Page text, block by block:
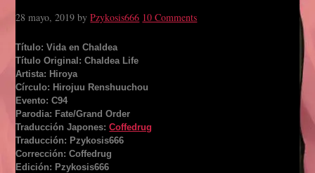
28 mayo, 2019 byPzykosis666 10 Comments
Título: Vida en Chaldea
Título Original: Chaldea Life
Artista: Hiroya
Círculo: Hirojuu Renshuuchou
Evento: C94
Parodia: Fate/Grand Order
Traducción Japones:Coffedrug
Traducción: Pzykosis666
Corrección: Coffedrug
Edición: Pzykosis666